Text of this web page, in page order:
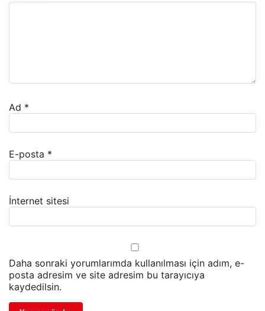
Ad *
E-posta *
İnternet sitesi
Daha sonraki yorumlarımda kullanılması için adım, e-
posta adresim ve site adresim bu tarayıcıya
kaydedilsin.